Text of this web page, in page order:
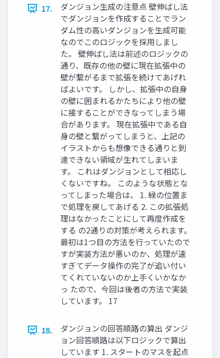
17.
ダンジョン生成の注意点 壁伸ばし法
でダンジョンを作成することでラン
ダム性の高いダンジョンを生成可能
なのでこのロジックを採用しまし
た。 壁伸ばし法は前述のロジックの
通り、既存の他の壁に現在拡張中の
壁が繋がるまで拡張を続けてあげれ
ばよいです。 しかし、拡張中の自身
の壁に囲まれるかたちにより他の壁
に接することができなってしまう場
合があります。 現在拡張中である自
身の壁と繋がってしまうと、上記の
イラストからも想像できる通りと到
達できない領域が生れてしまいま
す。 これはダンジョンとして相応し
くないですね。 このような状態とな
ってしまった場合は、 1. 緑の位置ま
で処理を戻してあげる 2. この拡張処
理はなかったことにして再度作成を
する の2通りの対策が考えられます。
最初は1つ目の方法を行っていたので
すが実装方法が悪いのか、処理が速
すぎてデータ操作の完了が追い付い
てくれていないのか上手くいかなか
っ たので、今回は後者の方法で実装
しています。 17
18.
ダンジョンの回答順路の算出 ダンジ
ョン回答順路は以下ロジックで算出
しています 1. スタートのマスを起点